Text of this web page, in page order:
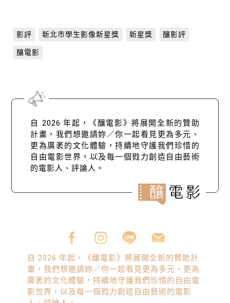
影評 新北市學生影像新星獎 新星獎 釀影評
釀電影
自 2026 年起，《釀電影》將展開全新的贊助
計畫，我們想邀請妳／你一起看見更為多元、
更為廣袤的文化體驗，持續地守護我們珍惜的
自由電影世界，以及每一個戮力創造自由藝術
的電影人、評論人。
自 2026 年起，《釀電影》將展開全新的贊助計
畫，我們想邀請妳／你一起看見更為多元、更為
廣袤的文化體驗，持續地守護我們珍惜的自由電
影世界，以及每一個戮力創造自由藝術的電影